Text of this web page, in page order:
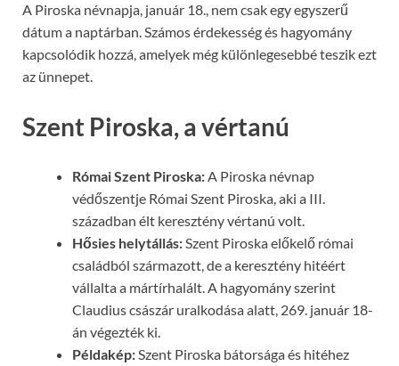
A Piroska névnapja, január 18., nem csak egy egyszerű
dátum a naptárban. Számos érdekesség és hagyomány
kapcsolódik hozzá, amelyek még különlegesebbé teszik ezt
az ünnepet.
Szent Piroska, a vértanú
Római Szent Piroska: A Piroska névnap
védőszentje Római Szent Piroska, aki a III.
században élt keresztény vértanú volt.
Hősies helytállás: Szent Piroska előkelő római
családból származott, de a keresztény hitéért
vállalta a mártírhalált. A hagyomány szerint
Claudius császár uralkodása alatt, 269. január 18-
án végezték ki.
Példakép: Szent Piroska bátorsága és hitéhez